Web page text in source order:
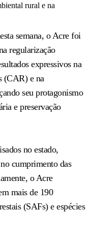
rural e na
semana, o Acre foi
regularização
expressivos na
(CAR) e na
seu protagonismo
e preservação
no estado,
cumprimento das
o Acre
mais de 190
(SAFs) e espécies